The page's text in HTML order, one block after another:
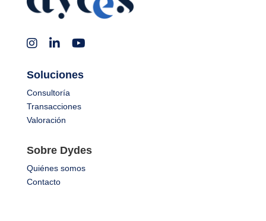
Soluciones
Consultoría
Transacciones
Valoración
Sobre Dydes
Quiénes somos
Contacto